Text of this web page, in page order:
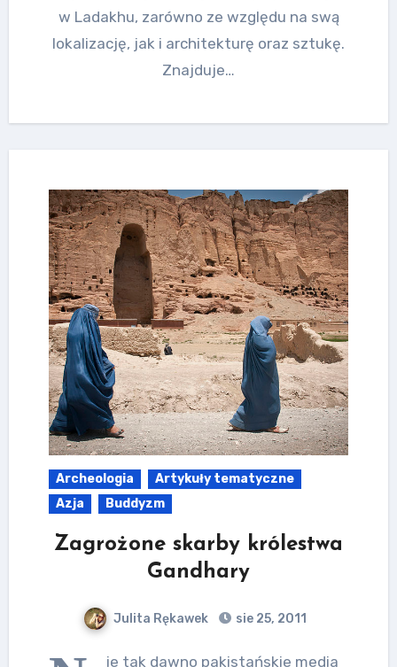
w Ladakhu, zarówno ze względu na swą
lokalizację, jak i architekturę oraz sztukę.
Znajduje…
Archeologia
Artykuły tematyczne
Azja
Buddyzm
Zagrożone skarby królestwa
Gandhary
Julita Rękawek sie 25, 2011
ie tak dawno pakistańskie media